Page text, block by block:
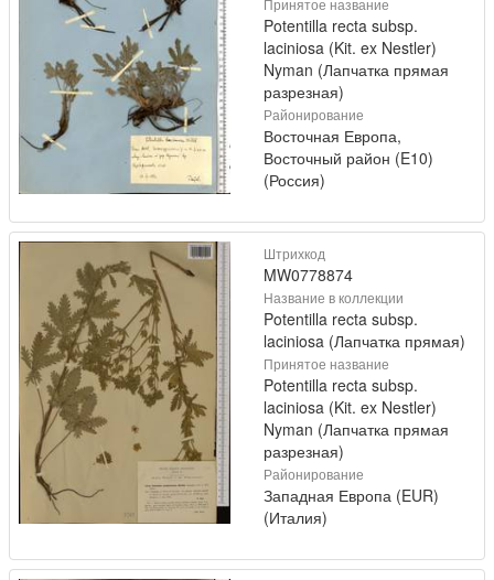
Принятое название
Potentilla recta subsp.
laciniosa (Kit. ex Nestler)
Nyman (Лапчатка прямая
разрезная)
Районирование
Восточная Европа,
Восточный район (E10)
(Россия)
Штрихкод
MW0778874
Название в коллекции
Potentilla recta subsp.
laciniosa (Лапчатка прямая)
Принятое название
Potentilla recta subsp.
laciniosa (Kit. ex Nestler)
Nyman (Лапчатка прямая
разрезная)
Районирование
Западная Европа (EUR)
(Италия)